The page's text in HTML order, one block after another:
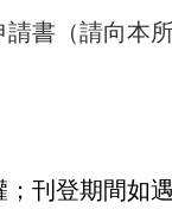
書（請向本
刊登期間如